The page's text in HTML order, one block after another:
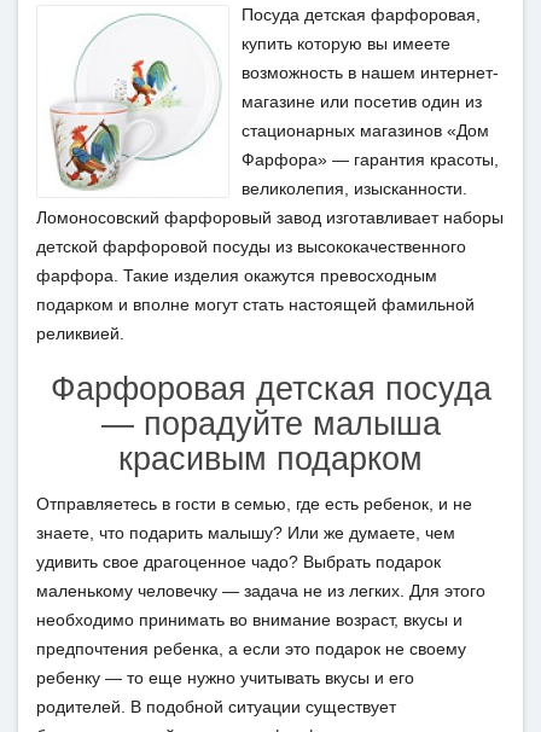
Посуда детская фарфоровая,
купить которую вы имеете
возможность в нашем интернет-
магазине или посетив один из
стационарных магазинов «Дом
Фарфора» — гарантия красоты,
великолепия, изысканности.
Ломоносовский фарфоровый завод изготавливает наборы
детской фарфоровой посуды из высококачественного
фарфора. Такие изделия окажутся превосходным
подарком и вполне могут стать настоящей фамильной
реликвией.
Фарфоровая детская посуда
— порадуйте малыша
красивым подарком
Отправляетесь в гости в семью, где есть ребенок, и не
знаете, что подарить малышу? Или же думаете, чем
удивить свое драгоценное чадо? Выбрать подарок
маленькому человечку — задача не из легких. Для этого
необходимо принимать во внимание возраст, вкусы и
предпочтения ребенка, а если это подарок не своему
ребенку — то еще нужно учитывать вкусы и его
родителей. В подобной ситуации существует